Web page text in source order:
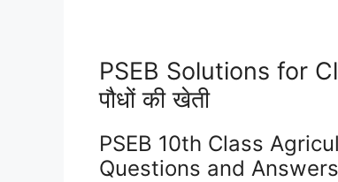
PSEB Solutions for
पौधों की खेती
PSEB 10th Class
Questions and Answers